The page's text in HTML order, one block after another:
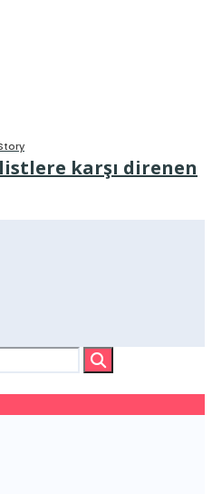
karşı direnen